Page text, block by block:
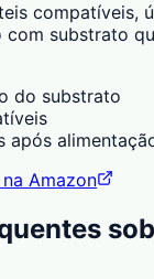
compatíveis,
substrato
do substrato
após
Amazon